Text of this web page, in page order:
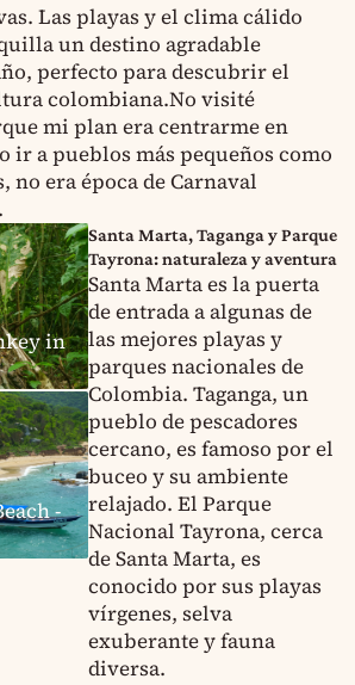
Las playas y el clima cálido
un destino agradable
perfecto para descubrir el
colombiana.No visité
mi plan era centrarme en
ir a pueblos más pequeños como
no era época de Carnaval
in
-
Santa Marta, Taganga y Parque
Tayrona: naturaleza y aventura
Santa Marta es la puerta
de entrada a algunas de
las mejores playas y
parques nacionales de
Colombia. Taganga, un
pueblo de pescadores
cercano, es famoso por el
buceo y su ambiente
relajado. El Parque
Nacional Tayrona, cerca
de Santa Marta, es
conocido por sus playas
vírgenes, selva
exuberante y fauna
diversa.